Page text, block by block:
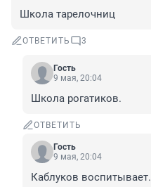
Школа тарелочниц
ОТВЕТИТЬ 3
Гость
9 мая, 20:04
Школа рогатиков.
ОТВЕТИТЬ
Гость
9 мая, 20:04
Каблуков воспитывает.